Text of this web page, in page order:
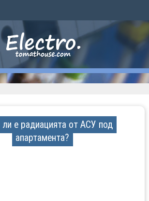
ли е радиацията от АСУ под
апартамента?